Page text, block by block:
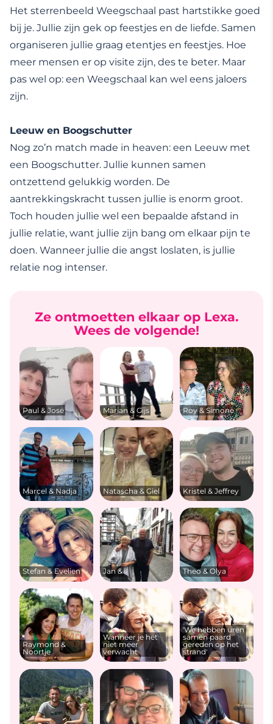
Het sterrenbeeld Weegschaal past hartstikke goed
bij je. Jullie zijn gek op feestjes en de liefde. Samen
organiseren jullie graag etentjes en feestjes. Hoe
meer mensen er op visite zijn, des te beter. Maar
pas wel op: een Weegschaal kan wel eens jaloers
zijn.
Leeuw en Boogschutter
Nog zo’n match made in heaven: een Leeuw met
een Boogschutter. Jullie kunnen samen
ontzettend gelukkig worden. De
aantrekkingskracht tussen jullie is enorm groot.
Toch houden jullie wel een bepaalde afstand in
jullie relatie, want jullie zijn bang om elkaar pijn te
doen. Wanneer jullie die angst loslaten, is jullie
relatie nog intenser.
Ze ontmoetten elkaar op Lexa.
Wees de volgende!
Paul & José Marian & Gijs Roy & Simone
Marcel & Nadja Natascha & Giel Kristel & Jeffrey
Stefan & Evelien Jan & Theo & Olya
Raymond &
Noortje
Wanneer je het
niet meer
verwacht
'We hebben uren
samen paard
gereden op het
strand'